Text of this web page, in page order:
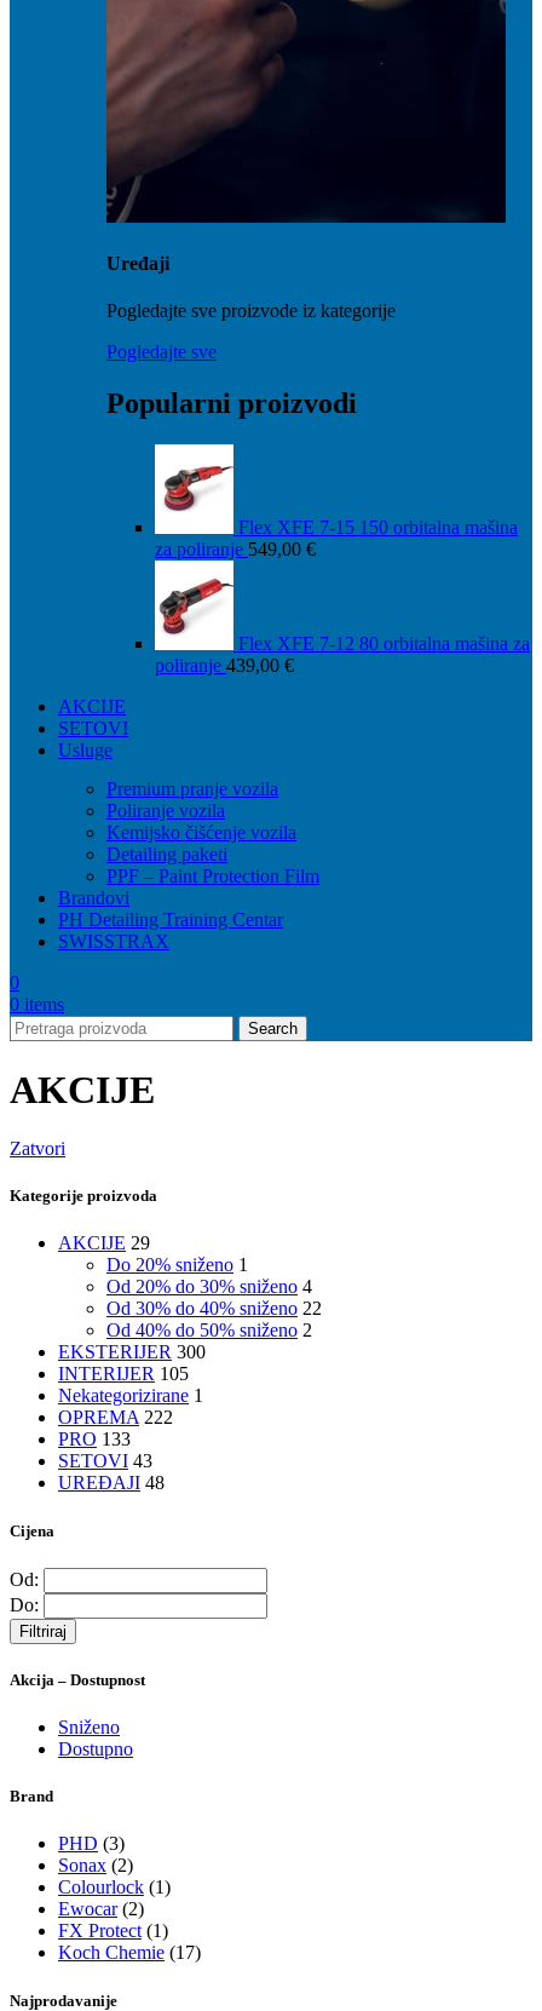
Uređaji
Pogledajte sve proizvode iz kategorije
Pogledajte sve
Popularni proizvodi
Flex XFE 7-15 150 orbitalna mašina
za poliranje 549,00 €
Flex XFE 7-12 80 orbitalna mašina za
poliranje 439,00 €
AKCIJE
SETOVI
Usluge
Premium pranje vozila
Poliranje vozila
Kemijsko čišćenje vozila
Detailing paketi
PPF – Paint Protection Film
Brandovi
PH Detailing Training Centar
SWISSTRAX
0
0 items
Search
AKCIJE
Zatvori
Kategorije proizvoda
AKCIJE 29
Do 20% sniženo 1
Od 20% do 30% sniženo 4
Od 30% do 40% sniženo 22
Od 40% do 50% sniženo 2
EKSTERIJER 300
INTERIJER 105
Nekategorizirane 1
OPREMA 222
PRO 133
SETOVI 43
UREĐAJI 48
Cijena
Od:
Do:
Filtriraj
Akcija – Dostupnost
Sniženo
Dostupno
Brand
PHD (3)
Sonax (2)
Colourlock (1)
Ewocar (2)
FX Protect (1)
Koch Chemie (17)
Najprodavanije